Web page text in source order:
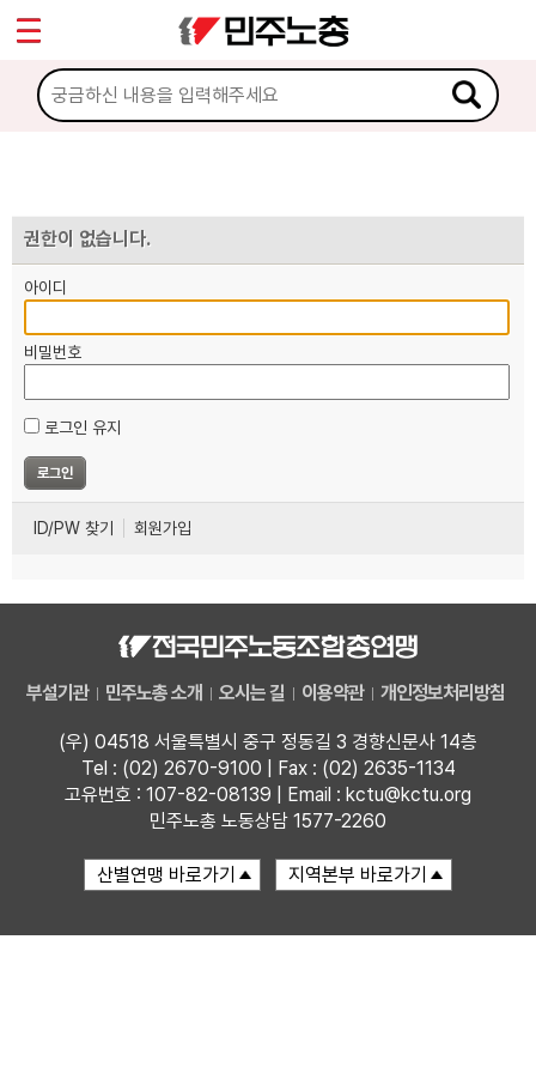
권한이 없습니다.
아이디
비밀번호
로그인 유지
ID/PW 찾기 회원가입
부설기관 민주노총 소개 오시는 길 이용약관 개인정보처리방침
(우) 04518 서울특별시 중구 정동길 3 경향신문사 14층
Tel : (02) 2670-9100 | Fax : (02) 2635-1134
고유번호 : 107-82-08139 | Email : kctu@kctu.org
민주노총 노동상담 1577-2260
마이페이지
소개
노동상담
자료
부설기관
업무